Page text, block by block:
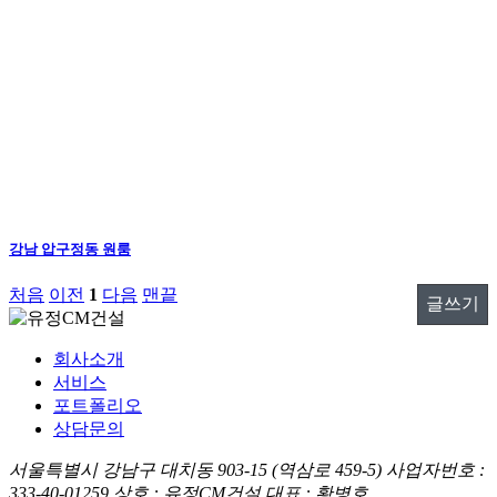
강남 압구정동 원룸
글쓰기
처음 이전 1 다음 맨끝
회사소개
서비스
포트폴리오
상담문의
서울특별시 강남구 대치동 903-15 (역삼로 459-5) 사업자번호 :
333-40-01259 상호 : 유정CM건설 대표 : 황병호